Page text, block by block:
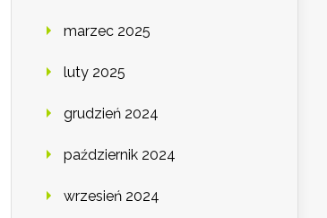
marzec 2025
luty 2025
grudzień 2024
październik 2024
wrzesień 2024